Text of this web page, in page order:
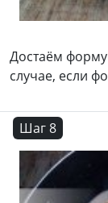
Достаём
случае, если
Шаг 8